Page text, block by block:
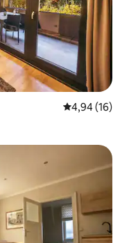
Средна
4,94 (16)